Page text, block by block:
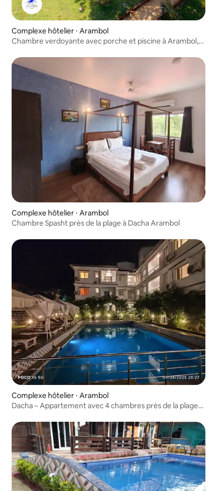
Complexe hôtelier ⋅ Arambol
Chambre verdoyante avec porche et piscine à Arambol,
Complexe hôtelier ⋅ Arambol
Chambre Spasht près de la plage à Dacha Arambol
Complexe hôtelier ⋅ Arambol
Dacha – Appartement avec 4 chambres près de la plage